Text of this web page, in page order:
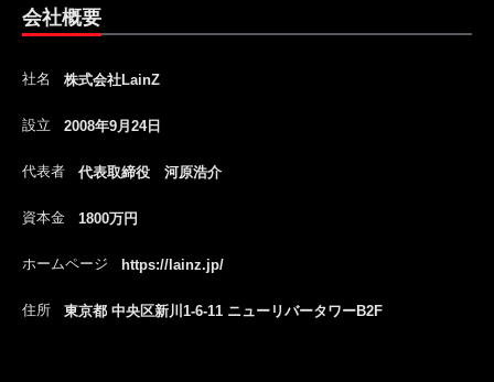
会社概要
社名 株式会社LainZ
設立 2008年9月24日
代表者 代表取締役 河原浩介
資本金 1800万円
ホームページ https://lainz.jp/
住所 東京都 中央区新川1-6-11 ニューリバータワーB2F